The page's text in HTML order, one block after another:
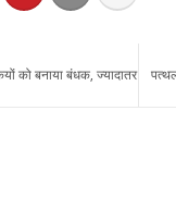
को बनाया बंधक, ज्यादातर